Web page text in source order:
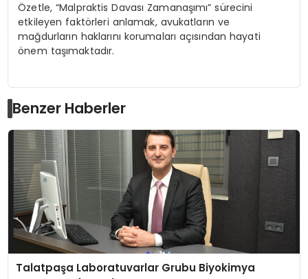
Özetle, “Malpraktis Davası Zamanaşımı” sürecini
etkileyen faktörleri anlamak, avukatların ve
mağdurların haklarını korumaları açısından hayati
önem taşımaktadır.
Benzer Haberler
Talatpaşa Laboratuvarlar Grubu Biyokimya